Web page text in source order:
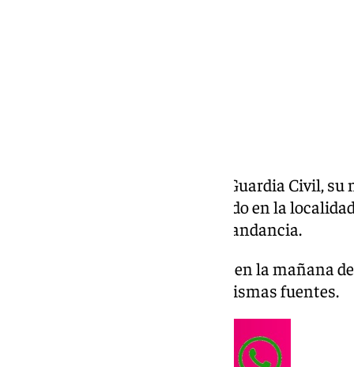
Los cuerpos de un agente de la Guardia Civil,
sido hallados sin vida este sábado en la
han informado fuentes de Comandancia.
Los cuerpos se han encontrado en la mañana
sigue en marcha, señalan las mismas fuentes.